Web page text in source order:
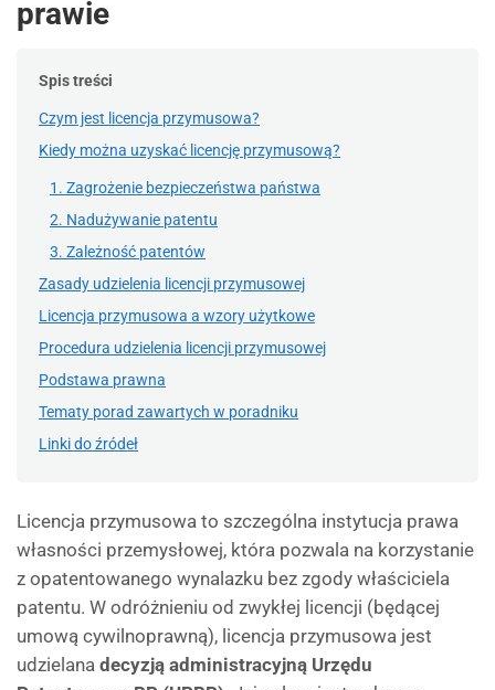
prawie
Spis treści
Czym jest licencja przymusowa?
Kiedy można uzyskać licencję przymusową?
1. Zagrożenie bezpieczeństwa państwa
2. Nadużywanie patentu
3. Zależność patentów
Zasady udzielenia licencji przymusowej
Licencja przymusowa a wzory użytkowe
Procedura udzielenia licencji przymusowej
Podstawa prawna
Tematy porad zawartych w poradniku
Linki do źródeł
Licencja przymusowa to szczególna instytucja prawa
własności przemysłowej, która pozwala na korzystanie
z opatentowanego wynalazku bez zgody właściciela
patentu. W odróżnieniu od zwykłej licencji (będącej
umową cywilnoprawną), licencja przymusowa jest
udzielana decyzją administracyjną Urzędu